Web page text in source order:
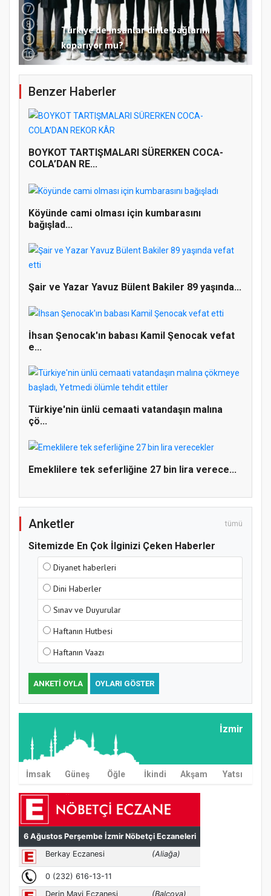
Türkiye’de insanlar dinle bağlarını
koparıyor mu?
Gerçekleştirildi
7
8
9
10
Benzer Haberler
BOYKOT TARTIŞMALARI SÜRERKEN COCA-
COLA’DAN RE...
Köyünde cami olması için kumbarasını
bağışlad...
Şair ve Yazar Yavuz Bülent Bakiler 89 yaşında...
İhsan Şenocak'ın babası Kamil Şenocak vefat
e...
Türkiye'nin ünlü cemaati vatandaşın malına
çö...
Emeklilere tek seferliğine 27 bin lira verece...
Anketler tümü
Sitemizde En Çok İlginizi Çeken Haberler
Diyanet haberleri
Dini Haberler
Sınav ve Duyurular
Haftanın Hutbesi
Haftanın Vaazı
ANKETI OYLA OYLARI GÖSTER
İzmir
İmsak Güneş Öğle İkindi Akşam Yatsı